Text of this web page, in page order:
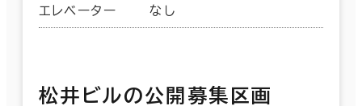
エレベーター なし
松井ビルの公開募集区画